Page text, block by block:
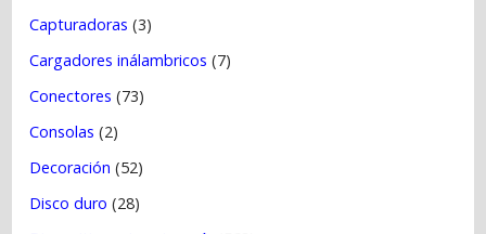
Capturadoras (3)
Cargadores inálambricos (7)
Conectores (73)
Consolas (2)
Decoración (52)
Disco duro (28)